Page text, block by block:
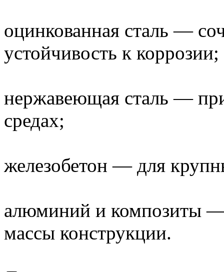
оцинкованная сталь —
устойчивость к коррозии;
нержавеющая сталь —
средах;
железобетон — для
алюминий и композиты
массы конструкции.